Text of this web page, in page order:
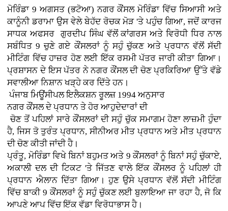
ਮੋਰਿੰਡਾ 9 ਅਗਸਤ (ਭਟੋਆ)ਨਗਰ ਕੌਂਸਲ ਮੋਰਿੰਡਾ ਵਿੱਚ ਸਿਆਸੀ ਅਤੇ
ਕਾਨੂੰਨੀ ਡਰਾਮਾ ਉਸ ਵੇਲੇ ਬੇਹੱਦ ਰੋਚਕ ਮੋੜ 'ਤੇ ਪਹੁੰਚ ਗਿਆ, ਜਦੋਂ ਕਾਰਜ
ਸਾਧਕ ਅਫਸਰ ਗੁਰਦੀਪ ਸਿੰਘ ਵੱਲੋਂ ਕਾਂਗਰਸ ਅਤੇ ਵਿਰੋਧੀ ਧਿਰ ਨਾਲ
ਸਬੰਧਿਤ 9 ਚੁਣੇ ਗਏ ਕੌਂਸਲਰਾਂ ਨੂੰ ਸਹੁੰ ਚੁੱਕਣ ਅਤੇ ਪ੍ਰਧਾਨ ਵੱਲੋਂ ਸੱਦੀ
ਮੀਟਿੰਗ ਵਿੱਚ ਹਾਜ਼ਰ ਹੋਣ ਲਈ ਇੱਕ ਰਸਮੀ ਪੱਤਰ ਜਾਰੀ ਕੀਤਾ ਗਿਆ।
ਪ੍ਰਸ਼ਾਸਨ ਦੇ ਇਸ ਪੱਤਰ ਨੇ ਨਗਰ ਕੌਂਸਲ ਦੀ ਚੋਣ ਪ੍ਰਕਿਰਿਆ ਉੱਤੇ ਵੱਡੇ
ਸਵਾਲੀਆ ਨਿਸ਼ਾਨ ਖੜ੍ਹੇ ਕਰ ਦਿੱਤੇ ਹਨ।
ਪੰਜਾਬ ਮਿਊਂਸੀਪਲ ਇਲੈਕਸ਼ਨ ਰੂਲਜ਼ 1994 ਅਨੁਸਾਰ
ਨਗਰ ਕੌਂਸਲ ਦੇ ਪ੍ਰਧਾਨ ਤੇ ਹੋਰ ਆਹੁਦੇਦਾਰਾਂ ਦੀ
ਚੋਣ ਤੋਂ ਪਹਿਲਾਂ ਸਾਰੇ ਕੌਂਸਲਰਾਂ ਦੀ ਸਹੁੰ ਚੁੱਕ ਸਮਾਗਮ ਹੋਣਾ ਲਾਜ਼ਮੀ ਹੁੰਦਾ
ਹੈ, ਜਿਸ ਤੋ ਤੁਰੰਤ ਪ੍ਰਧਾਨ, ਸੀਨੀਅਰ ਮੀਤ ਪ੍ਰਧਾਨ ਅਤੇ ਮੀਤ ਪ੍ਰਧਾਨ
ਦੀ ਚੋਣ ਕੀਤੀ ਜਾਂਦੀ ਹੈ।
ਪ੍ਰੰਤੂ, ਮੋਰਿੰਡਾ ਵਿਖੇ ਬਿਨਾਂ ਬਹੁਮਤ ਅਤੇ 9 ਕੌਂਸਲਰਾਂ ਨੂੰ ਬਿਨਾਂ ਸਹੁੰ ਚੁੱਕਾਏ,
ਅਕਾਲੀ ਦਲ ਦੀ ਟਿਕਟ 'ਤੇ ਜਿੱਤਣ ਵਾਲੇ ਇੱਕ ਕੌਂਸਲਰ ਨੂੰ ਪਹਿਲਾਂ ਹੀ
ਪ੍ਰਧਾਨ ਐਲਾਨ ਦਿੱਤਾ ਗਿਆ। ਹੁਣ ਉਸੇ ਪ੍ਰਧਾਨ ਵੱਲੋਂ ਸੱਦੀ ਮੀਟਿੰਗ
ਵਿੱਚ ਬਾਕੀ 9 ਕੌਂਸਲਰਾਂ ਨੂੰ ਸਹੁੰ ਚੁੱਕਣ ਲਈ ਬੁਲਾਇਆ ਜਾ ਰਹਾ ਹੈ, ਜੋ ਕਿ
ਆਪਣੇ ਆਪ ਵਿੱਚ ਇੱਕ ਵੱਡਾ ਵਿਰੋਧਾਭਾਸ ਹੈ।